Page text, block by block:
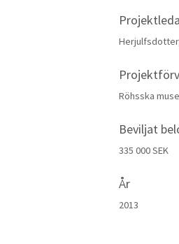
Röhsska
Beviljat
335 000 SEK
År
2013